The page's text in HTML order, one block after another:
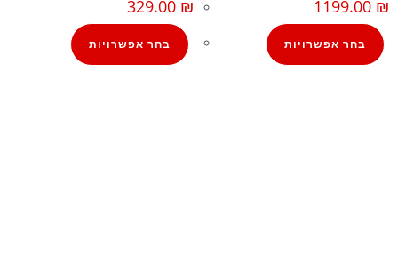
1199.00 ₪
בחר אפשרויות
329.00 ₪
בחר אפשרויות